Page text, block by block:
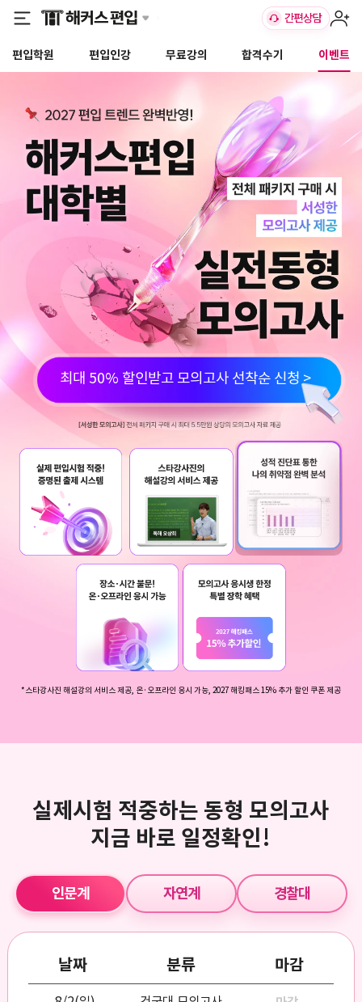
편입학원 편입인강 무료강의 합격수기 이벤트
최대 50% 할인받고 모의고사 선착순 신청 >
*스타강사진 해설강의 서비스 제공, 온·오프라인 응시 가능, 2027 해킹패스 15% 추가 할인 쿠폰 제공
실제시험 적중하는 동형 모의고사
지금 바로 일정확인!
인문계 자연계 경찰대
날짜 분류 마감